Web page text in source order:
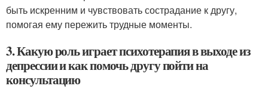
быть искренним и чувствовать сострадание к другу,
помогая ему пережить трудные моменты.
3. Какую роль играет психотерапия в выходе из
депрессии и как помочь другу пойти на
консультацию